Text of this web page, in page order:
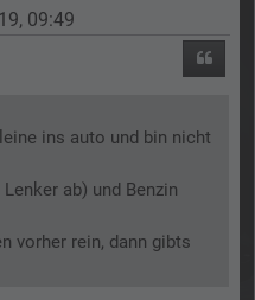
09:49
ins auto und bin nicht
ab) und Benzin
vorher rein, dann gibts